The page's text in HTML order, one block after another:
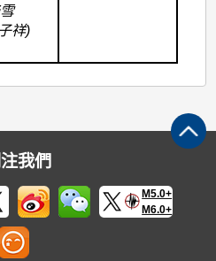
祥)
我們
M5.0+
M6.0+